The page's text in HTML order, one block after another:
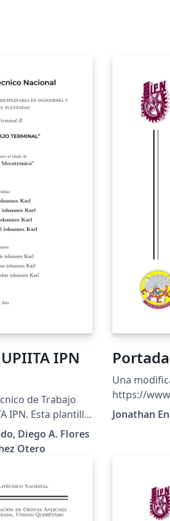
IPN
de Trabajo
IPN. Esta plantilla
en los
de documento
Diego A. Flores
Otero
Portada
Una
https://
ata-ipn/
entrega de
Jonathan